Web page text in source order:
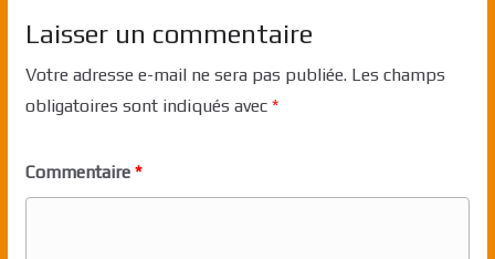
Laisser un commentaire
Votre adresse e-mail ne sera pas publiée. Les champs
obligatoires sont indiqués avec *
Commentaire *